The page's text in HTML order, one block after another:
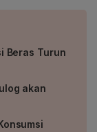
Beras Turun
akan